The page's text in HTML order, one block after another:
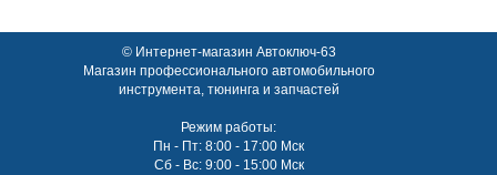
© Интернет-магазин Автоключ-63
Магазин профессионального автомобильного
инструмента, тюнинга и запчастей
Режим работы:
Пн - Пт: 8:00 - 17:00 Мск
Сб - Вс: 9:00 - 15:00 Мск